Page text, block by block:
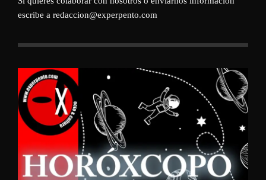
escribe a redaccion@experpento.com